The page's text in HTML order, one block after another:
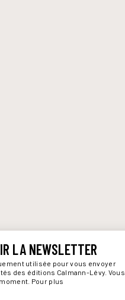
LA NEWSLETTER
utilisée pour vous envoyer
des éditions Calmann-Lévy. Vous
Pour plus